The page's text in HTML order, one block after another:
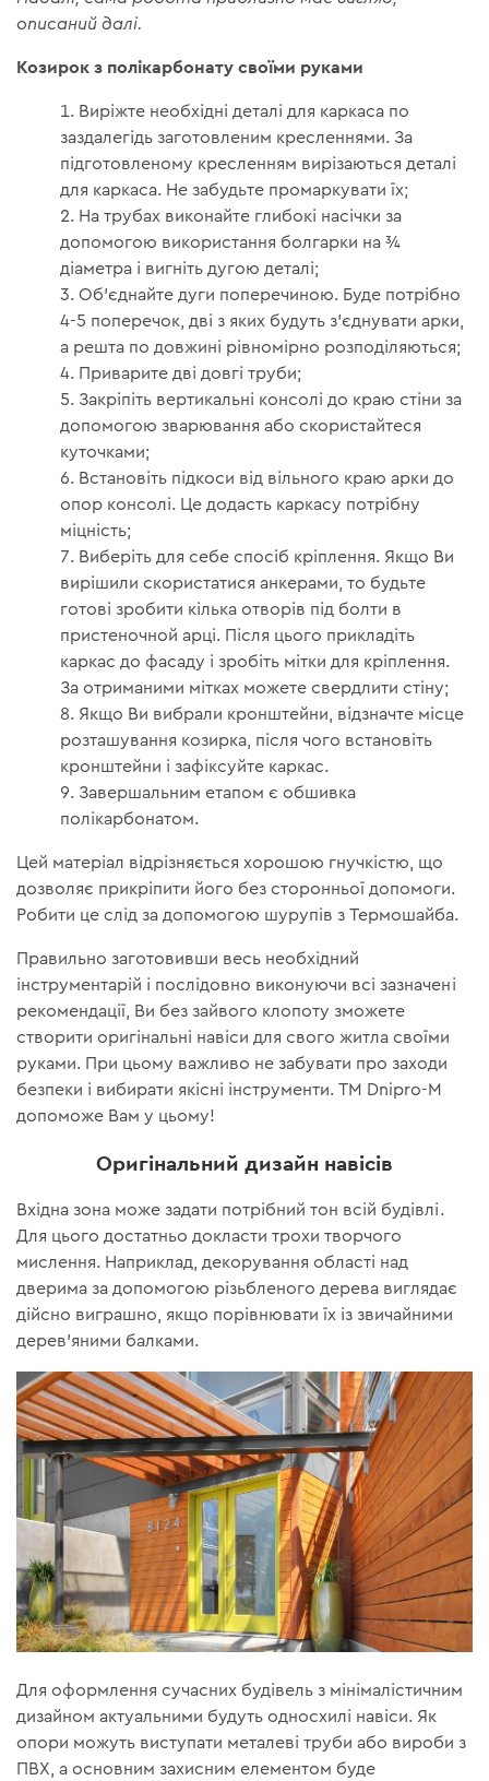
описаний далі.
Козирок з полікарбонату своїми руками
Виріжте необхідні деталі для каркаса по
заздалегідь заготовленим кресленнями. За
підготовленому кресленням вирізаються деталі
для каркаса. Не забудьте промаркувати їх;
На трубах виконайте глибокі насічки за
допомогою використання болгарки на ¾
діаметра і вигніть дугою деталі;
Об'єднайте дуги поперечиною. Буде потрібно
4-5 поперечок, дві з яких будуть з'єднувати арки,
а решта по довжині рівномірно розподіляються;
Приварите дві довгі труби;
Закріпіть вертикальні консолі до краю стіни за
допомогою зварювання або скористайтеся
куточками;
Встановіть підкоси від вільного краю арки до
опор консолі. Це додасть каркасу потрібну
міцність;
Виберіть для себе спосіб кріплення. Якщо Ви
вирішили скористатися анкерами, то будьте
готові зробити кілька отворів під болти в
пристеночной арці. Після цього прикладіть
каркас до фасаду і зробіть мітки для кріплення.
За отриманими мітках можете свердлити стіну;
Якщо Ви вибрали кронштейни, відзначте місце
розташування козирка, після чого встановіть
кронштейни і зафіксуйте каркас.
Завершальним етапом є обшивка
полікарбонатом.
Цей матеріал відрізняється хорошою гнучкістю, що
дозволяє прикріпити його без сторонньої допомоги.
Робити це слід за допомогою шурупів з Термошайба.
Правильно заготовивши весь необхідний
інструментарій і послідовно виконуючи всі зазначені
рекомендації, Ви без зайвого клопоту зможете
створити оригінальні навіси для свого житла своїми
руками. При цьому важливо не забувати про заходи
безпеки і вибирати якісні інструменти. ТМ Dnipro-M
допоможе Вам у цьому!
Оригінальний дизайн навісів
Вхідна зона може задати потрібний тон всій будівлі.
Для цього достатньо докласти трохи творчого
мислення. Наприклад, декорування області над
дверима за допомогою різьбленого дерева виглядає
дійсно виграшно, якщо порівнювати їх із звичайними
дерев'яними балками.
Для оформлення сучасних будівель з мінімалістичним
дизайном актуальними будуть односхилі навіси. Як
опори можуть виступати металеві труби або вироби з
ПВХ, а основним захисним елементом буде